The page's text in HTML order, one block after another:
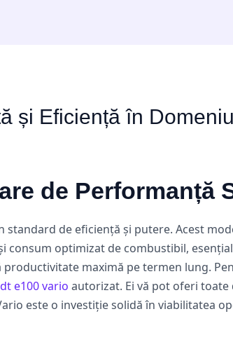
și Eficiență în
de Performanță
de eficiență și putere. Acest
consum optimizat de combustibil,
maximă pe termen lung.
e100 vario autorizat. Ei vă pot oferi
este o investiție solidă în viabilitatea